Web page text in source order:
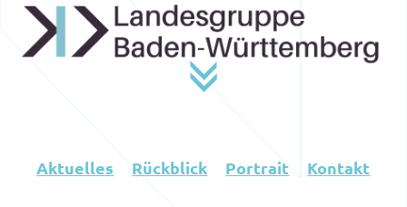
Aktuelles Rückblick Portrait Kontakt